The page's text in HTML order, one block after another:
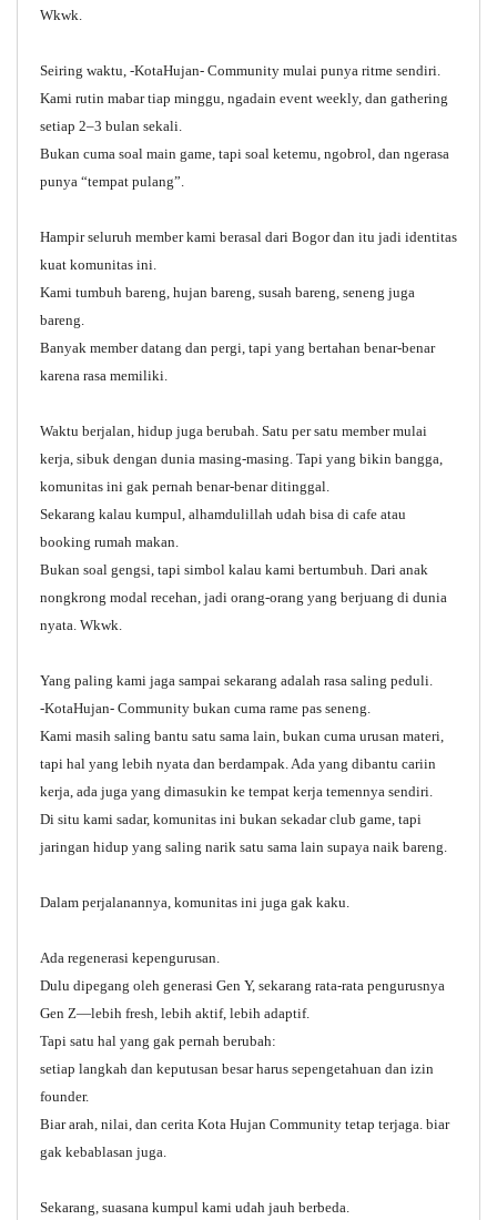
Wkwk.
Seiring waktu, -KotaHujan- Community mulai punya ritme sendiri.
Kami rutin mabar tiap minggu, ngadain event weekly, dan gathering
setiap 2–3 bulan sekali.
Bukan cuma soal main game, tapi soal ketemu, ngobrol, dan ngerasa
punya “tempat pulang”.
Hampir seluruh member kami berasal dari Bogor dan itu jadi identitas
kuat komunitas ini.
Kami tumbuh bareng, hujan bareng, susah bareng, seneng juga
bareng.
Banyak member datang dan pergi, tapi yang bertahan benar-benar
karena rasa memiliki.
Waktu berjalan, hidup juga berubah. Satu per satu member mulai
kerja, sibuk dengan dunia masing-masing. Tapi yang bikin bangga,
komunitas ini gak pernah benar-benar ditinggal.
Sekarang kalau kumpul, alhamdulillah udah bisa di cafe atau
booking rumah makan.
Bukan soal gengsi, tapi simbol kalau kami bertumbuh. Dari anak
nongkrong modal recehan, jadi orang-orang yang berjuang di dunia
nyata. Wkwk.
Yang paling kami jaga sampai sekarang adalah rasa saling peduli.
-KotaHujan- Community bukan cuma rame pas seneng.
Kami masih saling bantu satu sama lain, bukan cuma urusan materi,
tapi hal yang lebih nyata dan berdampak. Ada yang dibantu cariin
kerja, ada juga yang dimasukin ke tempat kerja temennya sendiri.
Di situ kami sadar, komunitas ini bukan sekadar club game, tapi
jaringan hidup yang saling narik satu sama lain supaya naik bareng.
Dalam perjalanannya, komunitas ini juga gak kaku.
Ada regenerasi kepengurusan.
Dulu dipegang oleh generasi Gen Y, sekarang rata-rata pengurusnya
Gen Z—lebih fresh, lebih aktif, lebih adaptif.
Tapi satu hal yang gak pernah berubah:
setiap langkah dan keputusan besar harus sepengetahuan dan izin
founder.
Biar arah, nilai, dan cerita Kota Hujan Community tetap terjaga. biar
gak kebablasan juga.
Sekarang, suasana kumpul kami udah jauh berbeda.